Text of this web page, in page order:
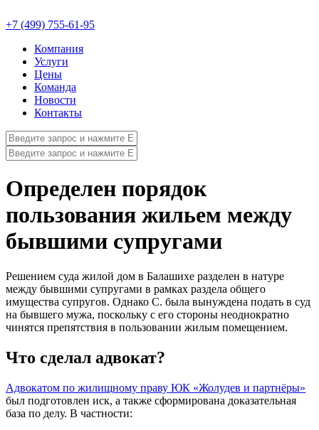
+7 (499) 755-61-95
Компания
Услуги
Цены
Команда
Новости
Контакты
Определен порядок
пользования жильем между
бывшими супругами
Решением суда жилой дом в Балашихе разделен в натуре
между бывшими супругами в рамках раздела общего
имущества супругов. Однако С. была вынуждена подать в суд
на бывшего мужа, поскольку с его стороны неоднократно
чинятся препятствия в пользовании жилым помещением.
Что сделал адвокат?
Адвокатом по жилищному праву ЮК «Жолудев и партнёры»
был подготовлен иск, а также сформирована доказательная
база по делу. В частности: